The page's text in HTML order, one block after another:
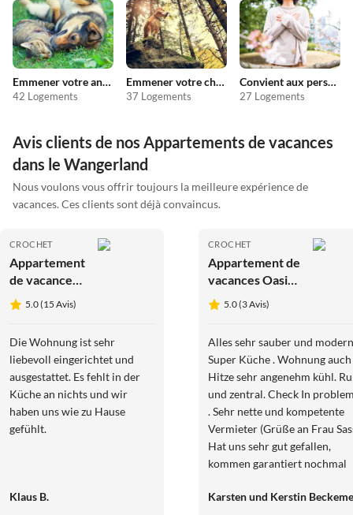
Emmener votre animal en vacances
42 Logements
Emmener votre chien en vacances
37 Logements
Convient aux personnes allergiques
27 Logements
Avis clients de nos Appartements de vacances
dans le Wangerland
Nous voulons vous offrir toujours la meilleure expérience de
vacances. Ces clients sont déjà convaincus.
CROCHET
Appartement
de vacances
Gerdes
5.0 (15 Avis)
Die Wohnung ist sehr
liebevoll eingerichtet und
ausgestattet. Es fehlt in der
Küche an nichts und wir
haben uns wie zu Hause
gefühlt.
Klaus B.
CROCHET
Appartement de
vacances Oasis
de digue
5.0 (3 Avis)
Alles sehr sauber und
Super Küche . Wohnung
Hitze sehr angenehm kühl.
und zentral. Check In
. Sehr nette und kompetente
Vermieter (Grüße an Frau
Hat uns sehr gut gefallen,
kommen garantiert nochmal
Kerstin aus Ibb.
Karsten und Kerstin